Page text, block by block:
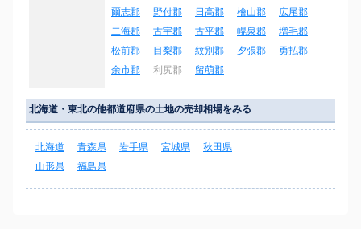
爾志郡
野付郡 日高郡 檜山郡
広尾郡
二海郡
古宇郡 古平郡 幌泉郡
増毛郡
松前郡
目梨郡 紋別郡 夕張郡
勇払郡
余市郡
利尻郡 留萌郡
北海道・東北の他都道府県の土地の売却相場をみる
北海道 青森県 岩手県 宮城県
秋田県
山形県
福島県